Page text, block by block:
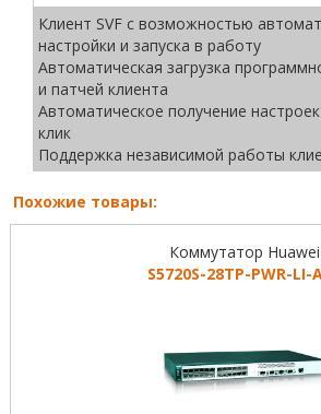
Клиент SVF с возможностью
настройки и запуска в работу
Автоматическая загрузка
и патчей клиента
Автоматическое получение
клик
Поддержка независимой работы
Похожие товары:
Коммутатор Huawei
S5720S-28TP-PWR-LI-